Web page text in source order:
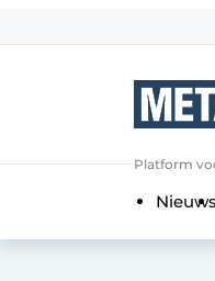
Platform
Nieuws